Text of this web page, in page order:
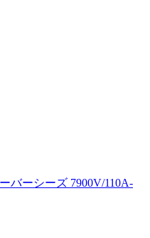
バーシーズ 7900V/110A-